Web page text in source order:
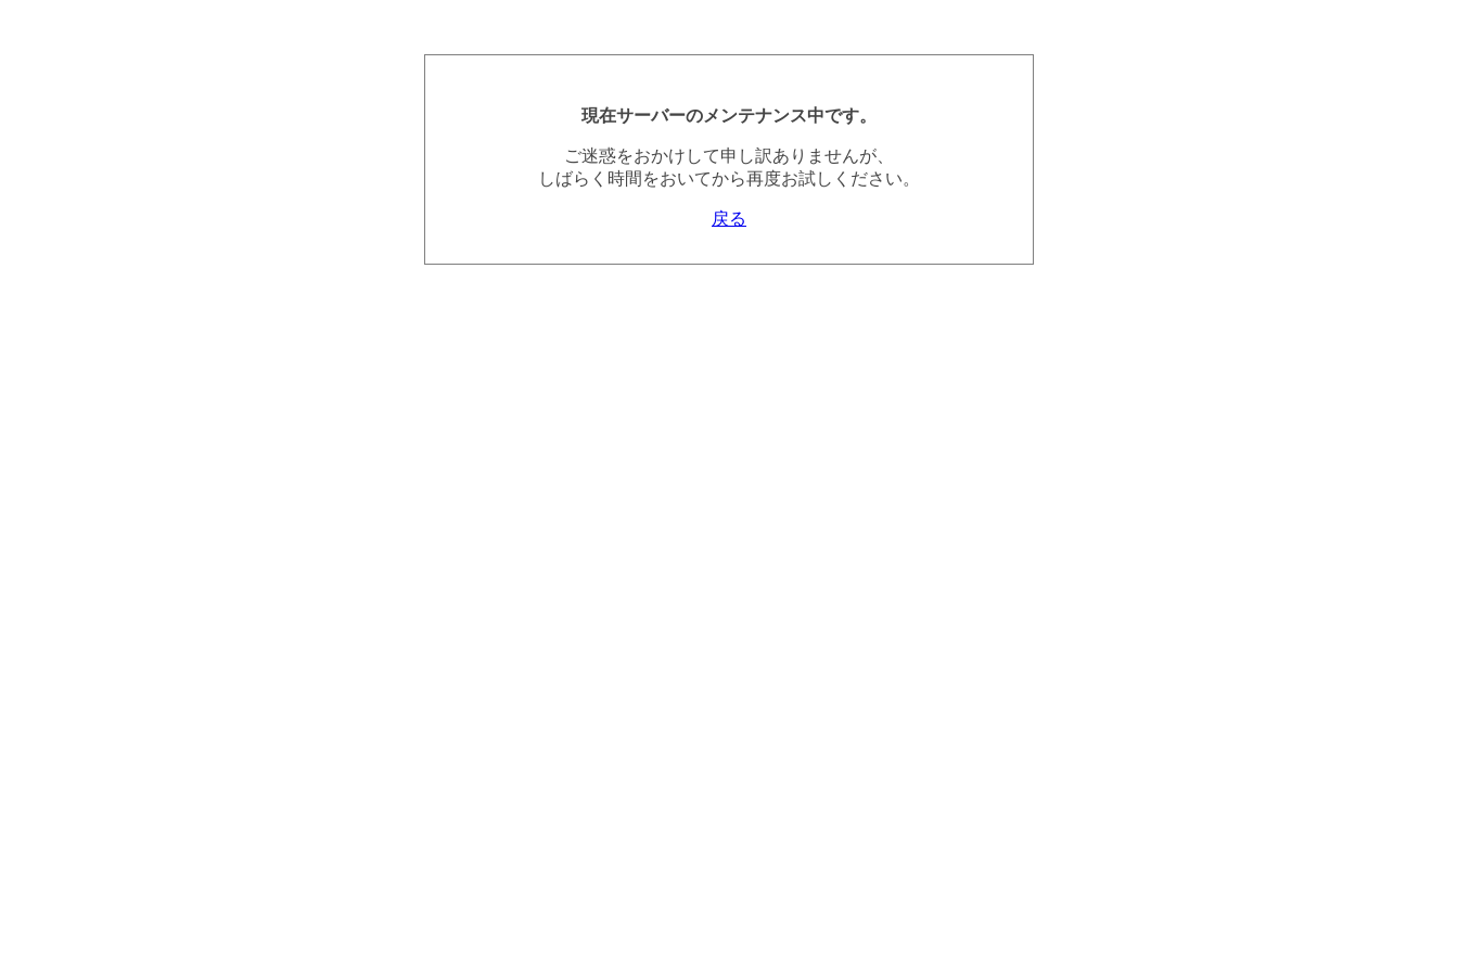
現在サーバーのメンテナンス中です。
ご迷惑をおかけして申し訳ありませんが、
しばらく時間をおいてから再度お試しください。
戻る